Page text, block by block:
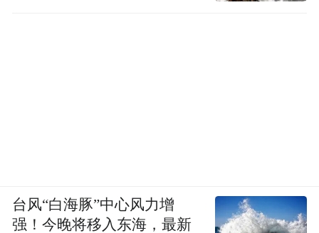
台风“白海豚”中心风力增
强！今晚将移入东海，最新